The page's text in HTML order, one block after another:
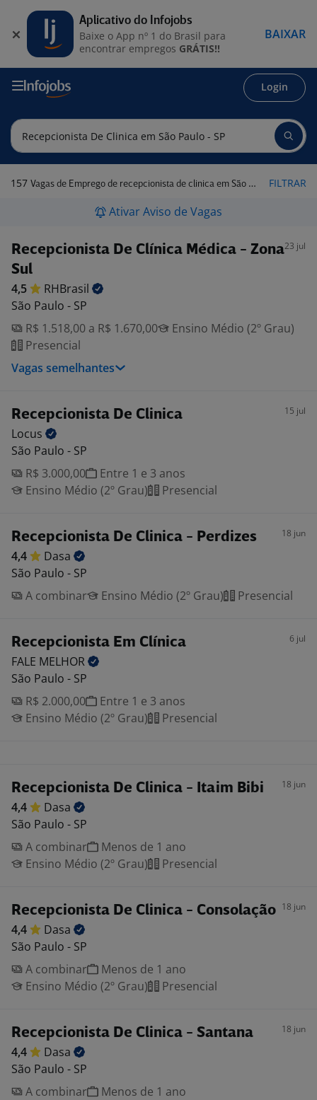
Login
157 Vagas de Emprego de recepcionista de clinica em São Paulo - SP FILTRAR
Ativar Aviso de Vagas
Recepcionista De Clínica Médica - Zona
Sul
23 jul
4,5
RHBrasil
São Paulo - SP
R$ 1.518,00 a R$ 1.670,00
Ensino Médio (2º Grau)
Presencial
Vagas semelhantes
Recepcionista De Clinica 15 jul
Locus
São Paulo - SP
R$ 3.000,00
Entre 1 e 3 anos
Ensino Médio (2º Grau)
Presencial
Recepcionista De Clinica - Perdizes 18 jun
4,4
Dasa
São Paulo - SP
A combinar
Ensino Médio (2º Grau) Presencial
Recepcionista Em Clínica 6 jul
FALE MELHOR
São Paulo - SP
R$ 2.000,00
Entre 1 e 3 anos
Ensino Médio (2º Grau)
Presencial
Recepcionista De Clinica - Itaim Bibi 18 jun
4,4
Dasa
São Paulo - SP
A combinar
Menos de 1 ano
Ensino Médio (2º Grau)
Presencial
Recepcionista De Clinica - Consolação 18 jun
4,4
Dasa
São Paulo - SP
A combinar
Menos de 1 ano
Ensino Médio (2º Grau)
Presencial
Recepcionista De Clinica - Santana 18 jun
4,4
Dasa
São Paulo - SP
A combinar
Menos de 1 ano
Aplicativo do Infojobs
Baixe o App nº 1 do Brasil para
encontrar empregos GRÁTIS!!
BAIXAR